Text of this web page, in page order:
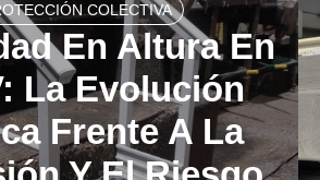
COLECTIVA
En Altura En
La Evolución
Frente A La